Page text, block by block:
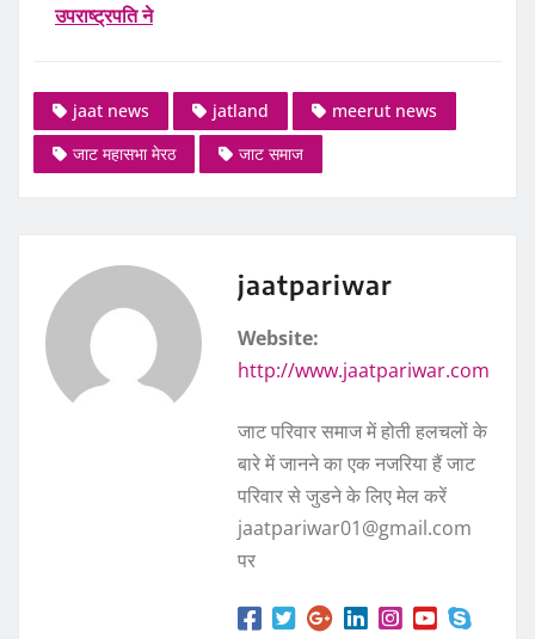
उपराष्ट्रपति ने
jaat news jatland
meerut news
जाट महासभा मेरठ
जाट समाज
jaatpariwar
Website:
http://www.jaatpariwar.com
जाट परिवार समाज में होती हलचलों के
बारे में जानने का एक नजरिया हैं जाट
परिवार से जुडने के लिए मेल करें
jaatpariwar01@gmail.com
पर